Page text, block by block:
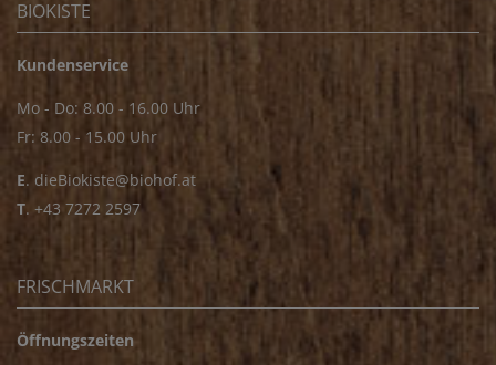
BIOKISTE
Kundenservice
Mo - Do: 8.00 - 16.00 Uhr
Fr: 8.00 - 15.00 Uhr
E. dieBiokiste@biohof.at
T. +43 7272 2597
FRISCHMARKT
Öffnungszeiten